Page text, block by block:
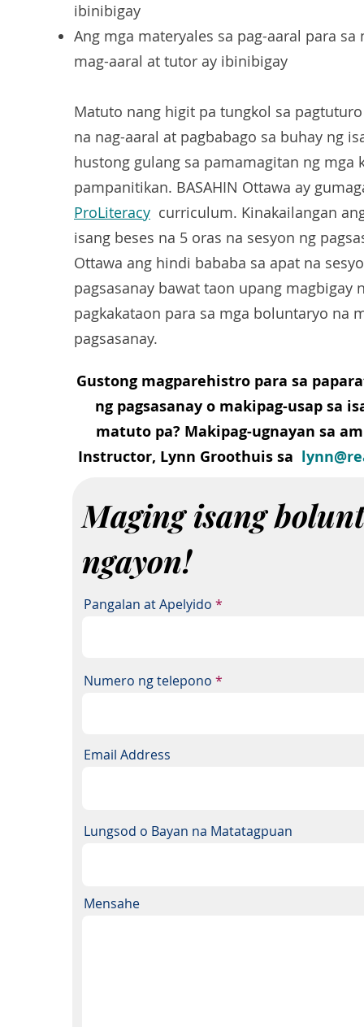
ibinibigay
Ang mga materyales sa pag-aaral para sa
mag-aaral at tutor ay ibinibigay
Matuto nang higit pa tungkol sa
na nag-aaral at pagbabago sa buhay ng
hustong gulang sa pamamagitan ng mga
pampanitikan. BASAHIN Ottawa ay
ProLiteracy curriculum. Kinakailangan
isang beses na 5 oras na sesyon ng
Ottawa ang hindi bababa sa apat na
pagsasanay bawat taon upang magbigay
pagkakataon para sa mga boluntaryo na
pagsasanay.
Gustong magparehistro para sa
ng pagsasanay o makipag-usap sa
matuto pa? Makipag-ugnayan sa
Instructor, Lynn Groothuis sa
Maging isang
ngayon!
Pangalan at Apelyido
Numero ng telepono
Email Address
Lungsod o Bayan na Matatagpuan
Mensahe